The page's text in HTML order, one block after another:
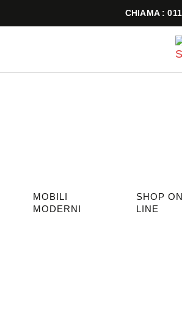
CHIAMA :
MOBILI
MODERNI
SHOP ON
LINE